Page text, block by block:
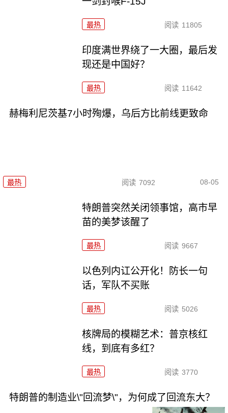
最热 阅读 11805
印度满世界绕了一大圈，最后发
现还是中国好？
最热 阅读 11642
赫梅利尼茨基7小时殉爆，乌后方比前线更致命
最热 阅读 7092 08-05
特朗普突然关闭领事馆，高市早
苗的美梦该醒了
最热 阅读 9667
以色列内讧公开化！防长一句
话，军队不买账
最热 阅读 5026
核牌局的模糊艺术：普京核红
线，到底有多红？
最热 阅读 3770
特朗普的制造业\"回流梦\"，为何成了回流东大？